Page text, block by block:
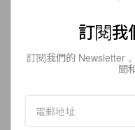
訂閱我
訂閱我們的 Newsletter
聞